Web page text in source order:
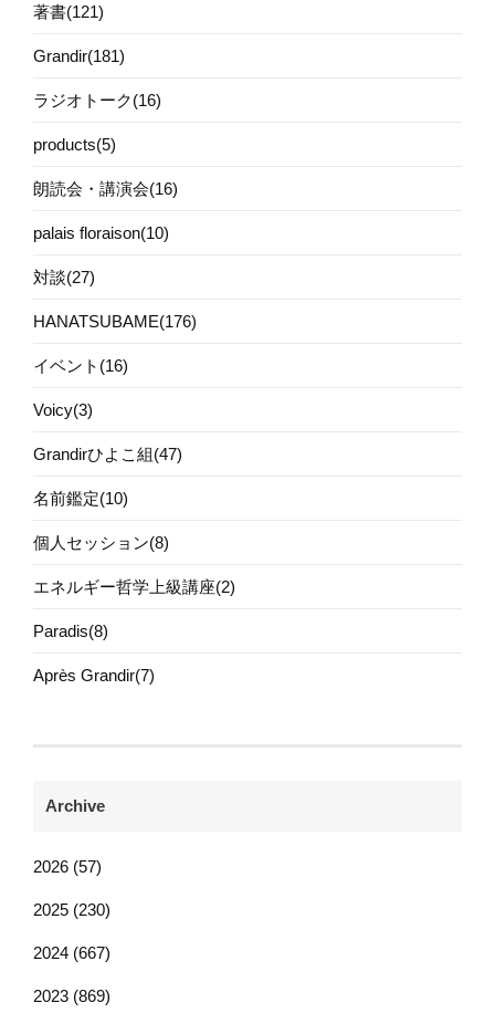
著書(121)
Grandir(181)
ラジオトーク(16)
products(5)
朗読会・講演会(16)
palais floraison(10)
対談(27)
HANATSUBAME(176)
イベント(16)
Voicy(3)
Grandirひよこ組(47)
名前鑑定(10)
個人セッション(8)
エネルギー哲学上級講座(2)
Paradis(8)
Après Grandir(7)
Archive
2026 (57)
2025 (230)
2024 (667)
2023 (869)